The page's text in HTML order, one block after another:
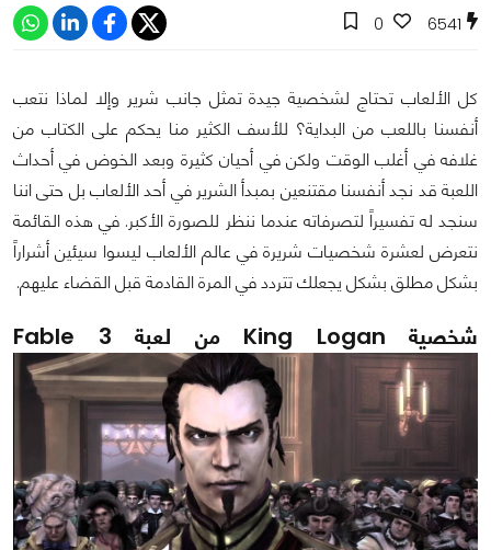
6541
0
كل الألعاب تحتاج لشخصية جيدة تمثل جانب شرير وإلا لماذا نتعب
أنفسنا باللعب من البداية؟ للأسف الكثير منا يحكم على الكتاب من
غلافه في أغلب الوقت ولكن في أحيان كثيرة وبعد الخوض في أحداث
اللعبة قد نجد أنفسنا مقتنعين بمبدأ الشرير في أحد الألعاب بل حتى اننا
سنجد له تفسيراً لتصرفاته عندما ننظر للصورة الأكبر. في هذه القائمة
نتعرض لعشرة شخصيات شريرة في عالم الألعاب ليسوا سيئين أشراراً
بشكل مطلق بشكل يجعلك تتردد في المرة القادمة قبل القضاء عليهم.
شخصية King Logan من لعبة Fable 3